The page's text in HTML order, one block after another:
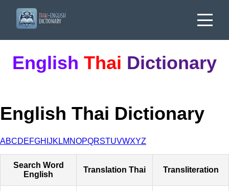
English Thai Dictionary
English Thai Dictionary
ABCDEFGH JK LM NOPQRSTUVWXYZ
Search Word
English
Translation Thai Transliteration